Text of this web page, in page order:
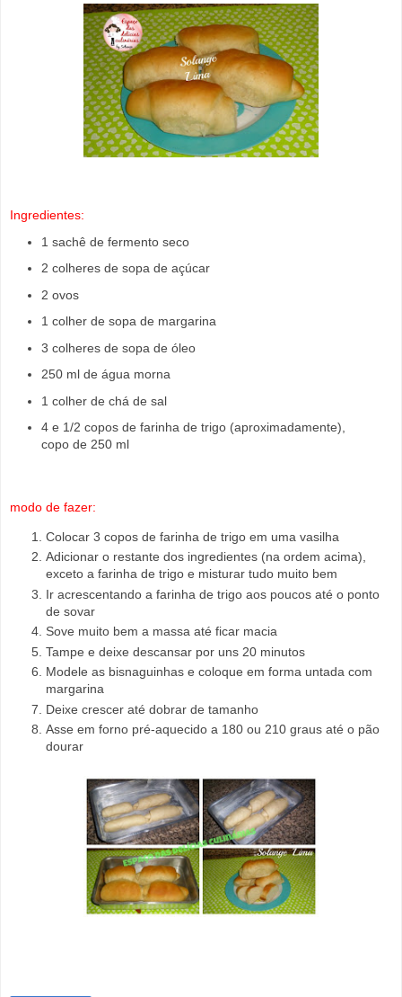
Ingredientes:
1 sachê de fermento seco
2 colheres de sopa de açúcar
2 ovos
1 colher de sopa de margarina
3 colheres de sopa de óleo
250 ml de água morna
1 colher de chá de sal
4 e 1/2 copos de farinha de trigo (aproximadamente),
copo de 250 ml
modo de fazer:
Colocar 3 copos de farinha de trigo em uma vasilha
Adicionar o restante dos ingredientes (na ordem acima),
exceto a farinha de trigo e misturar tudo muito bem
Ir acrescentando a farinha de trigo aos poucos até o ponto
de sovar
Sove muito bem a massa até ficar macia
Tampe e deixe descansar por uns 20 minutos
Modele as bisnaguinhas e coloque em forma untada com
margarina
Deixe crescer até dobrar de tamanho
Asse em forno pré-aquecido a 180 ou 210 graus até o pão
dourar